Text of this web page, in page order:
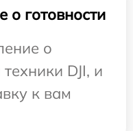
готовности
о
DJI, и
к вам